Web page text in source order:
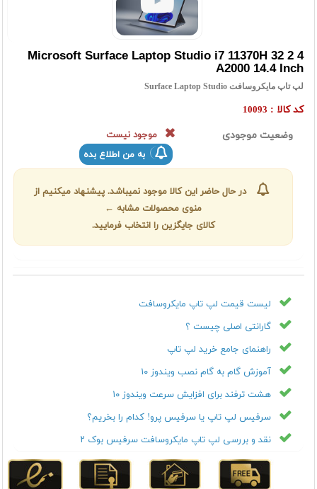
Microsoft Surface Laptop Studio i7 11370H 32 2 4
A2000 14.4 Inch
لپ تاپ مایکروسافت Surface Laptop Studio
کد کالا : 10093
وضعیت موجودی
موجود نیست
به من اطلاع بده
در حال حاضر این کالا موجود نمیباشد. پیشنهاد میکنیم از
منوی محصولات مشابه ←
کالای جایگزین را انتخاب فرمایید.
لیست قیمت لپ تاپ مایکروسافت
گارانتی اصلی چیست ؟
راهنمای جامع خرید لپ تاپ
آموزش گام به گام نصب ویندوز ۱۰
هشت ترفند برای افزایش سرعت ویندوز ۱۰
سرفیس لپ تاپ یا سرفیس پرو! کدام را بخریم؟
نقد و بررسی لپ تاپ مایکروسافت سرفیس بوک ۲